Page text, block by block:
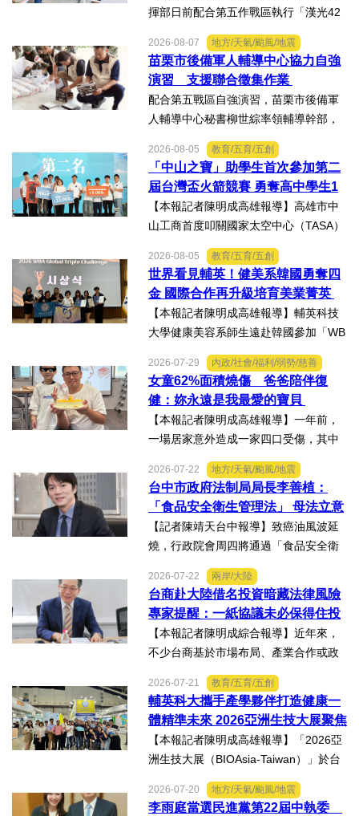
揮部日前配合第五作戰區執行「漢光42
教育召集作業，臺中市外埔區、清水
區、大安區等後備軍人輔導中心全力投
入支援任務，設置服務台協助...
2026-08-07 地方/天氣/颱風/地震
苗栗市後備軍人輔導中心協力自強
演習 支援聯合徵集作業
配合第五戰區自強演習，苗栗市後備軍
人輔導中心秘書柳世綜率領輔導幹部，
徵用作業演練。【記者陳明成台中報
導】為驗證全民防衛動員機制，苗栗市
後備軍人輔導中心配合第五...
2026-08-05 教育/五育/五創
「中山之寶」助學生首次參加第二
屆台灣盃火箭競賽 勇奪高中學生1
K組亞軍
【本報記者陳明成高雄報導】高雄市中
山工商首度叩關國家太空中心（TASA）
一路過關斬將，順利完成火箭發射，並
將全箭完整回收，勇奪高中學生1K組亞
軍，表現亮眼。陳國清...
2026-08-05 教育/五育/五創
世界看見輔英！健美系韓國勇奪四
金 國際合作再升級培育美業菁英
【本報記者陳明成高雄報導】輔英科技
大學健康美容系師生遠赴韓國參加「WB
賽」及「2026WBAGlobalTripleChallen
ge全球美學現場賽」，展現紮實專業實
力，師生聯手勇奪四金、...
2026-07-29 內政/社會/福利/弱勢/慈善
女童62%面積燒傷 爸爸陪伴復
健：妳永遠是我最愛的寶貝
【本報記者陳明成高雄報導】一年前，
一場居家意外造成一家四口受傷，其中
燒傷，在加護病房搶救超過兩個月，並
歷經在陽光基金會近一年的漫長復復健
及陪伴下，芸芸將於八月重返...
2026-07-22 地方/天氣/颱風/地震
台中市政府法制局局長李善植：
「食品安全衛生管理法」 母法立意
良善但子法標準過於寬鬆、處罰欠
缺嚇阻力、第一線缺乏足夠的人力
【記者陳靖天台中報導】致癌油風波延
燒，行政院會周四將通過「食品安全衛
說明十大修法重點，其中增訂地方主管
機關風險導向查核機制、強化業者異常
通報責任及加重通報不實處...
2026-07-22 兩岸/大陸
台商赴大陸借名投資暗藏法律風險
專家提醒：一紙協議未必保得住投
資權益
【本報記者陳明成綜合報導】近年來，
不少台商基於市場布局、產業合作或政
陸。然而，看似便利的投資模式，卻可
能隱藏股權歸屬、投資收益、經營控制
權及法律責任等風險，一旦...
2026-07-21 教育/五育/五創
輔英科大攜手產學夥伴打造健康一
體精準未來 2026亞洲生技大展聚焦
精準健康創新實力
【本報記者陳明成高雄報導】「2026亞
洲生技大展（BIOAsia-Taiwan）」於台
研發長葉耀宗率團隊以「健康一體．精
2026-07-20 地方/天氣/颱風/地震
李雨庭當選民進黨第22屆中執委